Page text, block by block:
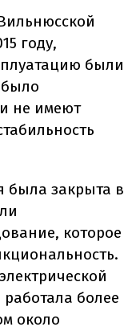
году,
были
не имеют
была закрыта в
которое
более
около